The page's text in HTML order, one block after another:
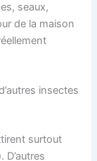
seaux,
de la maison
insectes
surtout